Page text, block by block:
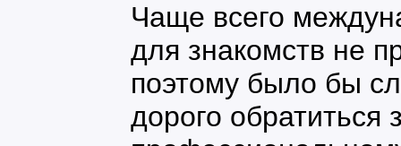
Чаще всего
для знакомств не
поэтому было бы
дорого